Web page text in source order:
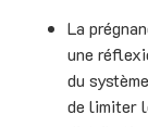
La
une
du
de limiter